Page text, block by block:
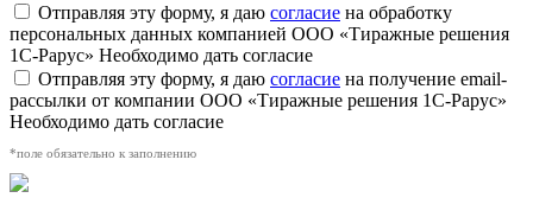
Отправляя эту форму, я даю согласие на обработку
персональных данных компанией ООО «Тиражные решения
1С-Рарус» Необходимо дать согласие
Отправляя эту форму, я даю согласие на получение email-
рассылки от компании ООО «Тиражные решения 1С-Рарус»
Необходимо дать согласие
*поле обязательно к заполнению